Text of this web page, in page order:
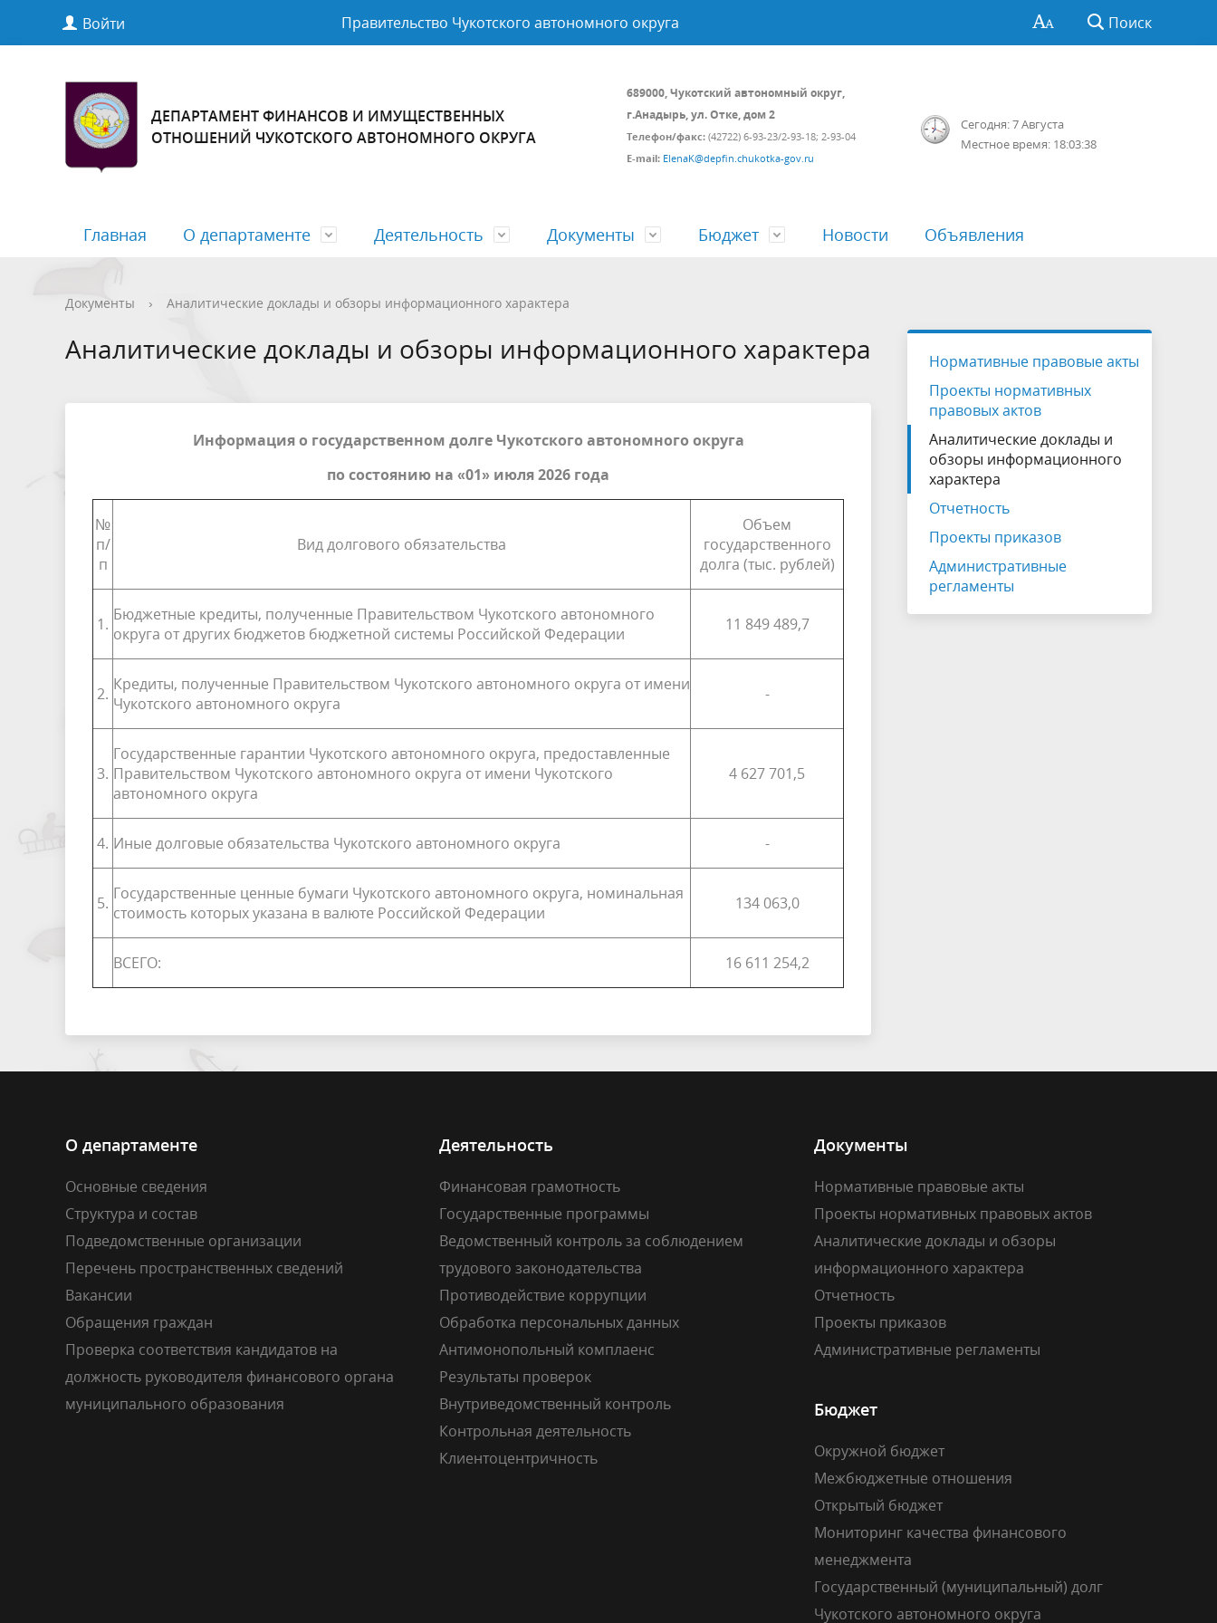
Войти Правительство Чукотского автономного округа Поиск
ДЕПАРТАМЕНТ ФИНАНСОВ И ИМУЩЕСТВЕННЫХ
ОТНОШЕНИЙ ЧУКОТСКОГО АВТОНОМНОГО ОКРУГА
689000, Чукотский автономный округ,
г.Анадырь, ул. Отке, дом 2
Телефон/факс: (42722) 6-93-23/2-93-18; 2-93-04
E-mail: ElenaK@depfin.chukotka-gov.ru
Сегодня: 7 Августа
Местное время: 18:03:38
Главная О департаменте
Основные сведения Структура и состав
сведений
Обращения граждан
Проверка соответствия кандидатов
муниципального образования
Деятельность
Финансовая грамотность Государственные программы
законодательства
Обработка персональных данных
Антимонопольный комплаенс
Клиентоцентричность
Документы
Нормативные правовые акты
Проекты нормативных правовых
Проекты приказов
Бюджет
Окружной бюджет Межбюджетные отношения
менеджмента
Государственный (муниципальный)
Новости Объявления
Документы › Аналитические доклады и обзоры информационного характера
Аналитические доклады и обзоры информационного характера
Информация о государственном долге Чукотского автономного округа
по состоянию на «01» июля 2026 года
№
п/
п
Вид долгового обязательства
Объем
государственного
долга (тыс. рублей)
1. Бюджетные кредиты, полученные Правительством Чукотского автономного
округа от других бюджетов бюджетной системы Российской Федерации
11 849 489,7
2. Кредиты, полученные Правительством Чукотского автономного округа от имени
Чукотского автономного округа
-
3.
Государственные гарантии Чукотского автономного округа, предоставленные
Правительством Чукотского автономного округа от имени Чукотского
автономного округа
4 627 701,5
4. Иные долговые обязательства Чукотского автономного округа -
5. Государственные ценные бумаги Чукотского автономного округа, номинальная
стоимость которых указана в валюте Российской Федерации
134 063,0
ВСЕГО: 16 611 254,2
Нормативные правовые акты
Проекты нормативных
правовых актов
Аналитические доклады и
обзоры информационного
характера
Отчетность
Проекты приказов
Административные
регламенты
О департаменте
Основные сведения
Структура и состав
Подведомственные организации
Перечень пространственных сведений
Вакансии
Обращения граждан
Проверка соответствия кандидатов на
должность руководителя финансового органа
муниципального образования
Деятельность
Финансовая грамотность
Государственные программы
Ведомственный контроль за соблюдением
трудового законодательства
Противодействие коррупции
Обработка персональных данных
Антимонопольный комплаенс
Результаты проверок
Внутриведомственный контроль
Контрольная деятельность
Клиентоцентричность
Документы
Нормативные правовые акты
Проекты нормативных правовых актов
Аналитические доклады и обзоры
информационного характера
Отчетность
Проекты приказов
Административные регламенты
Бюджет
Окружной бюджет
Межбюджетные отношения
Открытый бюджет
Мониторинг качества финансового
менеджмента
Государственный (муниципальный) долг
Чукотского автономного округа